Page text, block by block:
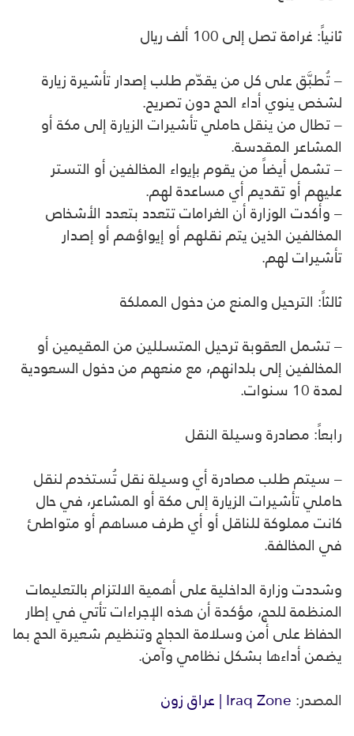
ثانياً: غرامة تصل إلى 100 ألف ريال
– تُطبَّق على كل من يقدّم طلب إصدار تأشيرة زيارة
لشخص ينوي أداء الحج دون تصريح.
– تطال من ينقل حاملي تأشيرات الزيارة إلى مكة أو
المشاعر المقدسة.
– تشمل أيضاً من يقوم بإيواء المخالفين أو التستر
عليهم أو تقديم أي مساعدة لهم.
– وأكدت الوزارة أن الغرامات تتعدد بتعدد الأشخاص
المخالفين الذين يتم نقلهم أو إيواؤهم أو إصدار
تأشيرات لهم.
ثالثاً: الترحيل والمنع من دخول المملكة
– تشمل العقوبة ترحيل المتسللين من المقيمين أو
المخالفين إلى بلدانهم، مع منعهم من دخول السعودية
لمدة 10 سنوات.
رابعاً: مصادرة وسيلة النقل
– سيتم طلب مصادرة أي وسيلة نقل تُستخدم لنقل
حاملي تأشيرات الزيارة إلى مكة أو المشاعر، في حال
كانت مملوكة للناقل أو أي طرف مساهم أو متواطئ
في المخالفة.
وشددت وزارة الداخلية على أهمية الالتزام بالتعليمات
المنظمة للحج، مؤكدة أن هذه الإجراءات تأتي في إطار
الحفاظ على أمن وسلامة الحجاج وتنظيم شعيرة الحج بما
يضمن أداءها بشكل نظامي وآمن.
المصدر:Iraq Zone | عراق زون